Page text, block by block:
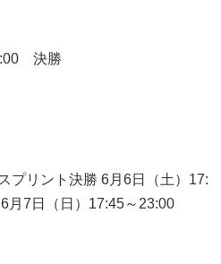
決勝
プリント決勝 6月6日（土）17:
月7日（日）17:45～23:00